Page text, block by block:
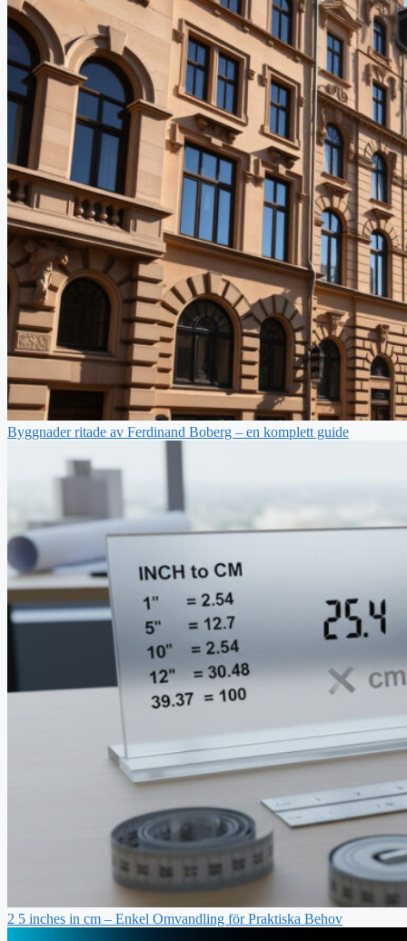
Byggnader ritade av Ferdinand Boberg – en komplett guide
2 5 inches in cm – Enkel Omvandling för Praktiska Behov